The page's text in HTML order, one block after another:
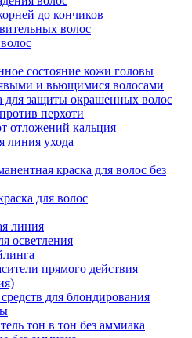
до кончиков
волос
состояние кожи головы
и вьющимися волосами
для защиты окрашенных волос
перхоти
отложений кальция
линия ухода
краска для волос без
для волос
линия
осветления
прямого действия
для блондирования
тон в тон без аммиака